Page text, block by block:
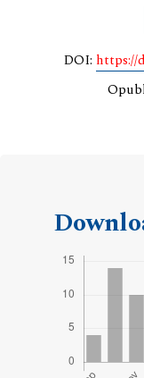
DOI: https://